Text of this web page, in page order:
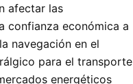
afectar las
confianza económica a
navegación en el
para el transporte
energéticos